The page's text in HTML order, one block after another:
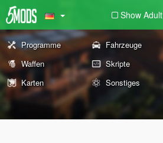
Show Adult
Programme Fahrzeuge
Waffen
Skripte
Karten
Sonstiges